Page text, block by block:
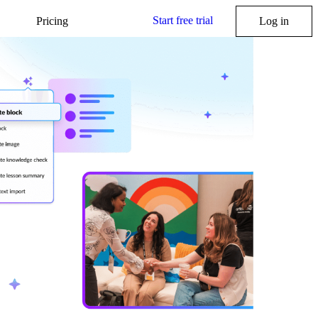
Pricing Start free trial Log in